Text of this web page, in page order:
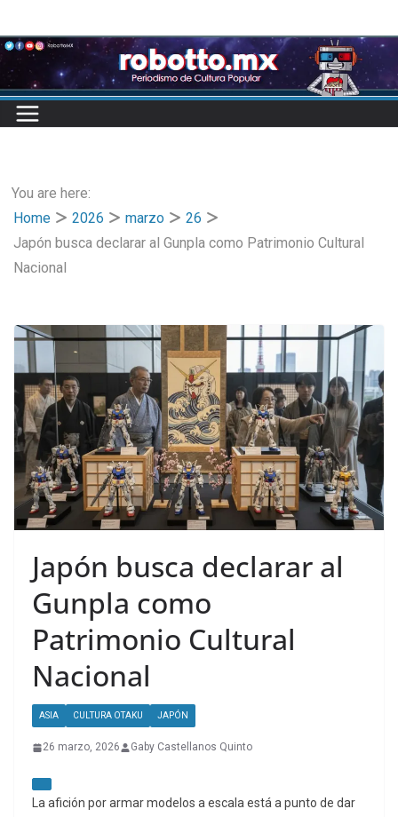
to
content
You are here:
Home
2026 marzo
26
Japón busca declarar al Gunpla como Patrimonio Cultural
Nacional
Japón busca declarar al
Gunpla como
Patrimonio Cultural
Nacional
ASIA CULTURA OTAKU JAPÓN
26 marzo, 2026 Gaby Castellanos Quinto
La afición por armar modelos a escala está a punto de dar